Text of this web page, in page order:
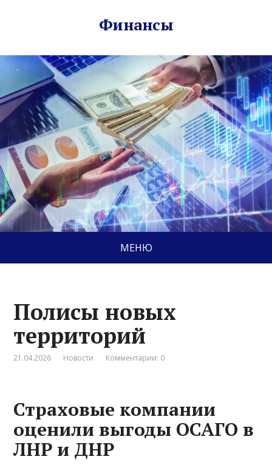
Финансы
МЕНЮ
Полисы новых
территорий
21.04.2026 Новости Комментарии: 0
Страховые компании
оценили выгоды ОСАГО в
ЛНР и ДНР